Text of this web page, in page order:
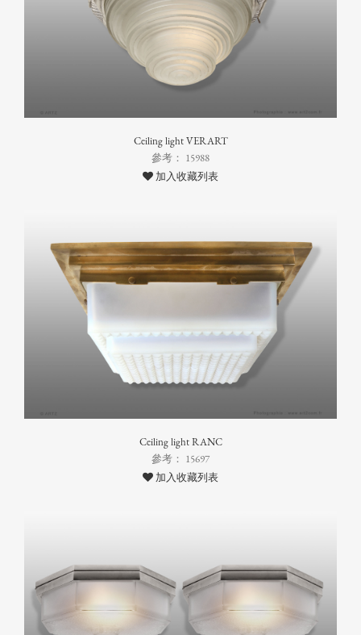
Ceiling light VERART
參考： 15988
加入收藏列表
Ceiling light RANC
參考： 15697
加入收藏列表